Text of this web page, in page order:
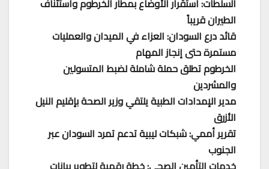
الطيران قريباً
قائد درع السودان: العزاء في الميدان والعمليات
مستمرة حتى إنجاز المهام
الخرطوم تطلق حملة شاملة لضبط المتسولين
والمشردين
مدير الإمدادات الطبية يلتقي وزير الصحة بإقليم النيل
الأزرق
تقرير أممي: شبكات ليبية تدعم تمرد السودان عبر
الجنوب